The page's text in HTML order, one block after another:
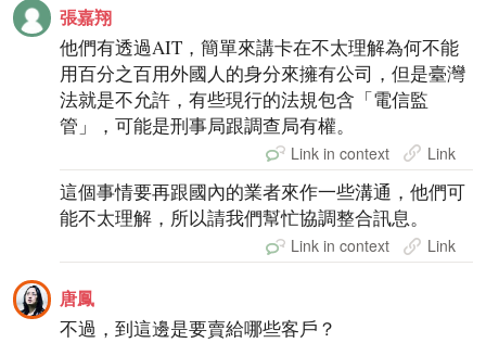
張嘉翔
他們有透過AIT，簡單來講卡在不太理解為何不能
用百分之百用外國人的身分來擁有公司，但是臺灣
法就是不允許，有些現行的法規包含「電信監
管」，可能是刑事局跟調查局有權。
Link in context Link
這個事情要再跟國內的業者來作一些溝通，他們可
能不太理解，所以請我們幫忙協調整合訊息。
Link in context Link
唐鳳
不過，到這邊是要賣給哪些客戶？